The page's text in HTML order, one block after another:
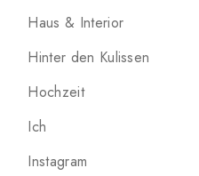
Haus & Interior
Hinter den Kulissen
Hochzeit
Ich
Instagram